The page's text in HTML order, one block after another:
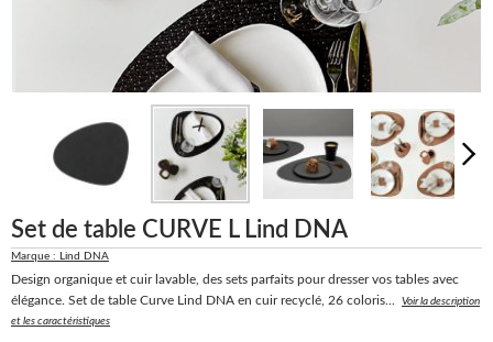
Set de table CURVE L Lind DNA
Marque : Lind DNA
Design organique et cuir lavable, des sets parfaits pour dresser vos tables avec
élégance. Set de table Curve Lind DNA en cuir recyclé, 26 coloris...
Voir la description
et les caractéristiques